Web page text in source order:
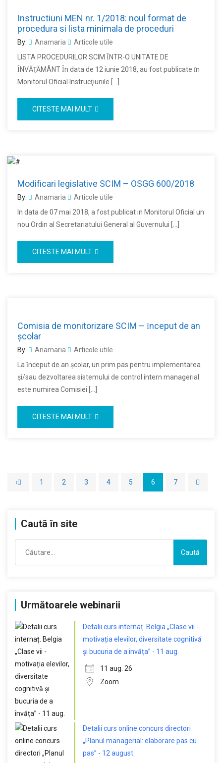
Instructiuni MEN nr. 1/2018: noul format de
procedura si lista minimala de proceduri
By: Anamaria
Articole utile
LISTA PROCEDURILOR SCIM ȊNTR-O UNITATE DE
ȊNVĂŢĂMÂNT Ȋn data de 12 iunie 2018, au fost publicate ȋn
Monitorul Oficial Instrucţiunile […]
CITESTE MAI MULT
Modificari legislative SCIM – OSGG 600/2018
By: Anamaria
Articole utile
In data de 07 mai 2018, a fost publicat in Monitorul Oficial un
nou Ordin al Secretariatului General al Guvernului […]
CITESTE MAI MULT
Comisia de monitorizare SCIM – ȋnceput de an
şcolar
By: Anamaria
Articole utile
La ȋnceput de an şcolar, un prim pas pentru implementarea
şi/sau dezvoltarea sistemului de control intern managerial
este numirea Comisiei […]
CITESTE MAI MULT
‹ 1 2 3 4 5 6 7
Caută în site
după:
Următoarele webinarii
Detalii curs internaț. Belgia „Clase vii -
motivația elevilor, diversitate cognitivă
și bucuria de a învăța” - 11 aug.
11 aug. 26
Zoom
Detalii curs online concurs directori
„Planul managerial: elaborare pas cu
pas” - 12 august